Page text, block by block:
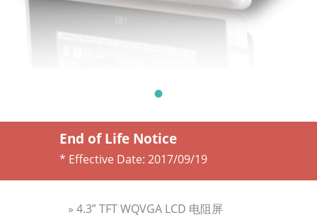
End of Life Notice
* Effective Date: 2017/09/19
» 4.3” TFT WQVGA LCD 电阻屏